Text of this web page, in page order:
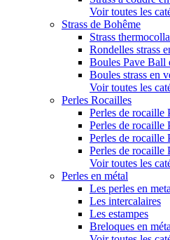
Voir toutes les
Strass de Bohême
Strass
Rondelles strass
Boules Pave Ball
Boules strass en
Voir toutes les
Perles Rocailles
Perles de rocaille
Perles de rocaille
Perles de rocaille
Perles de rocaille
Voir toutes les
Perles en métal
Les perles en
Les intercalaires
Les estampes
Breloques en